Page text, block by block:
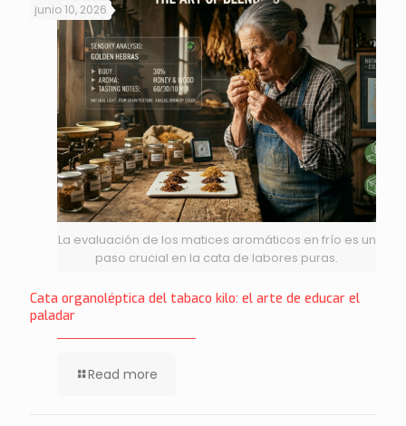
La evaluación de los matices aromáticos en frío es un
paso crucial en la cata de labores puras.
junio 10, 2026
Cata organoléptica del tabaco kilo: el arte de educar el
paladar
Read more